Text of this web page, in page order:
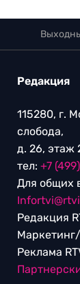
Редакция
115280, г.
слобода,
д. 26, этаж
тел: +7
Для общих
Редакция
Маркетинг/
Реклама